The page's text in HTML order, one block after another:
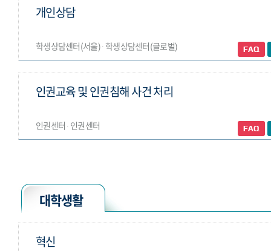
학생상담센터(서울) ∙ 학생상담센터(글로벌)
개인상담
인권센터 ∙ 인권센터
인권교육 및 인권침해 사건 처리
대학생활
혁신